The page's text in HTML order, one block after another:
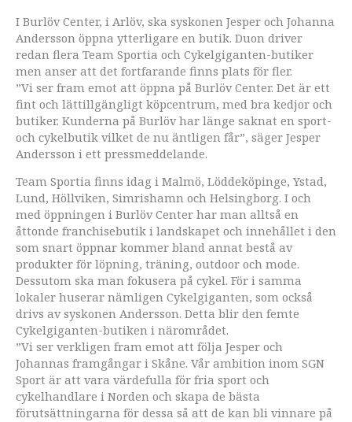
I Burlöv Center, i Arlöv, ska syskonen Jesper och Johanna
Andersson öppna ytterligare en butik. Duon driver
redan flera Team Sportia och Cykelgiganten-butiker
men anser att det fortfarande finns plats för fler.
”Vi ser fram emot att öppna på Burlöv Center. Det är ett
fint och lättillgängligt köpcentrum, med bra kedjor och
butiker. Kunderna på Burlöv har länge saknat en sport-
och cykelbutik vilket de nu äntligen får”, säger Jesper
Andersson i ett pressmeddelande.
Team Sportia finns idag i Malmö, Löddeköpinge, Ystad,
Lund, Höllviken, Simrishamn och Helsingborg. I och
med öppningen i Burlöv Center har man alltså en
åttonde franchisebutik i landskapet och innehållet i den
som snart öppnar kommer bland annat bestå av
produkter för löpning, träning, outdoor och mode.
Dessutom ska man fokusera på cykel. För i samma
lokaler huserar nämligen Cykelgiganten, som också
drivs av syskonen Andersson. Detta blir den femte
Cykelgiganten-butiken i närområdet.
”Vi ser verkligen fram emot att följa Jesper och
Johannas framgångar i Skåne. Vår ambition inom SGN
Sport är att vara värdefulla för fria sport och
cykelhandlare i Norden och skapa de bästa
förutsättningarna för dessa så att de kan bli vinnare på